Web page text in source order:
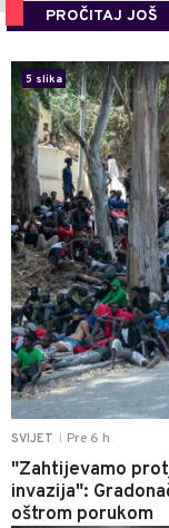
PROČITAJ JOŠ
SVIJET Pre 6 h
"Zahtijevamo
invazija":
oštrom porukom
5 slika